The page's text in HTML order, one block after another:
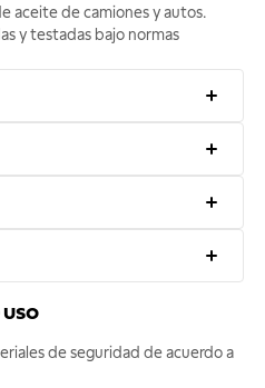
aceite de camiones y autos.
y testadas bajo normas
de seguridad de acuerdo a